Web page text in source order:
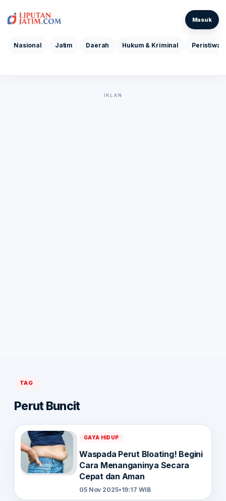
Nasional Jatim Daerah Hukum & Kriminal Peristiwa
Masuk
IKLAN
TAG
Perut Buncit
GAYA HIDUP
Waspada Perut Bloating! Begini
Cara Menanganinya Secara
Cepat dan Aman
05 Nov 2025•19:17 WIB